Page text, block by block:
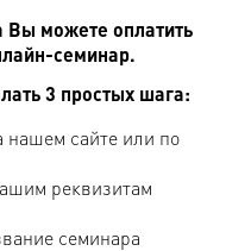
можете оплатить
семинар.
3 простых шага:
нашем сайте или по
реквизитам
семинара